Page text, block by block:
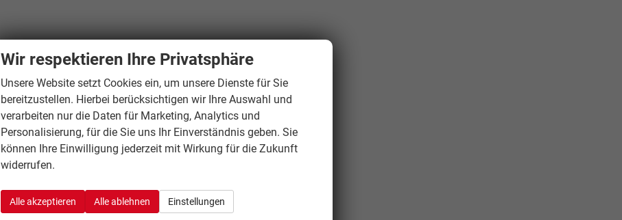
Wir respektieren Ihre Privatsphäre
Unsere Website setzt Cookies ein, um unsere Dienste für Sie
bereitzustellen. Hierbei berücksichtigen wir Ihre Auswahl und
verarbeiten nur die Daten für Marketing, Analytics und
Personalisierung, für die Sie uns Ihr Einverständnis geben. Sie
können Ihre Einwilligung jederzeit mit Wirkung für die Zukunft
widerrufen.
Alle akzeptieren Alle ablehnen Einstellungen